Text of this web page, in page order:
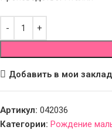
Добавить в мои
Артикул: 042036
Категории: Рождение